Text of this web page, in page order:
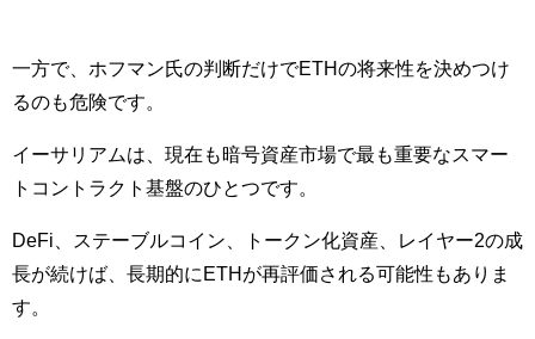
一方で、ホフマン氏の判断だけでETHの将来性を決めつけ
るのも危険です。
イーサリアムは、現在も暗号資産市場で最も重要なスマー
トコントラクト基盤のひとつです。
DeFi、ステーブルコイン、トークン化資産、レイヤー2の成
長が続けば、長期的にETHが再評価される可能性もありま
す。